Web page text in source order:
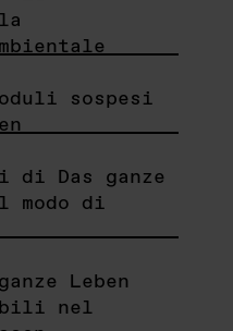
sospesi
di Das ganze
modo di
Leben
nel